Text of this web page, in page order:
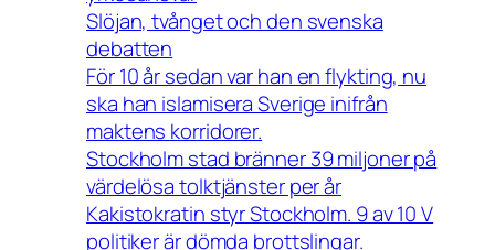
Slöjan, tvånget och den svenska
debatten
För 10 år sedan var han en flykting, nu
ska han islamisera Sverige inifrån
maktens korridorer.
Stockholm stad bränner 39 miljoner på
värdelösa tolktjänster per år
Kakistokratin styr Stockholm. 9 av 10 V
politiker är dömda brottslingar.